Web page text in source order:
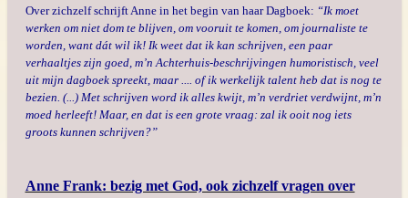
Over zichzelf schrijft Anne in het begin van haar Dagboek: “Ik moet
werken om niet dom te blijven, om vooruit te komen, om journaliste te
worden, want dát wil ik! Ik weet dat ik kan schrijven, een paar
verhaaltjes zijn goed, m’n Achterhuis-beschrijvingen humoristisch, veel
uit mijn dagboek spreekt, maar .... of ik werkelijk talent heb dat is nog te
bezien. (...) Met schrijven word ik alles kwijt, m’n verdriet verdwijnt, m’n
moed herleeft! Maar, en dat is een grote vraag: zal ik ooit nog iets
groots kunnen schrijven?”
Anne Frank: bezig met God, ook zichzelf vragen over